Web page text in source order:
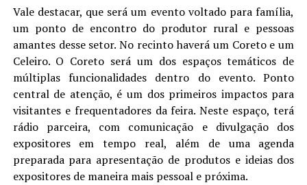
Vale destacar, que será um evento voltado para família,
um ponto de encontro do produtor rural e pessoas
amantes desse setor. No recinto haverá um Coreto e um
Celeiro. O Coreto será um dos espaços temáticos de
múltiplas funcionalidades dentro do evento. Ponto
central de atenção, é um dos primeiros impactos para
visitantes e frequentadores da feira. Neste espaço, terá
rádio parceira, com comunicação e divulgação dos
expositores em tempo real, além de uma agenda
preparada para apresentação de produtos e ideias dos
expositores de maneira mais pessoal e próxima.